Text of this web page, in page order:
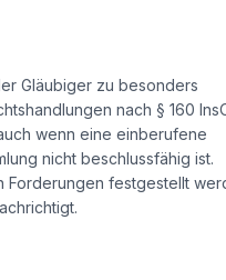
Gläubiger zu besonders
nach § 160
wenn eine einberufene
nicht beschlussfähig ist.
Forderungen festgestellt